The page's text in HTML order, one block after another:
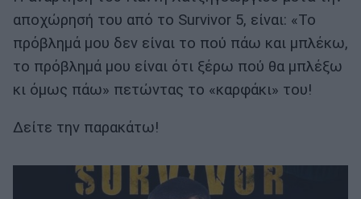
αποχώρησή του από το Survivor 5, είναι: «Το
πρόβλημά μου δεν είναι το πού πάω και μπλέκω,
το πρόβλημά μου είναι ότι ξέρω πού θα μπλέξω
κι όμως πάω» πετώντας το «καρφάκι» του!
Δείτε την παρακάτω!